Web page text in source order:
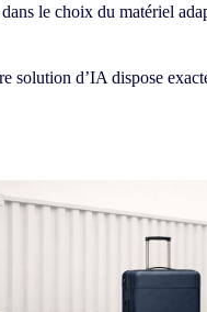
le choix du matériel
solution d’IA dispose